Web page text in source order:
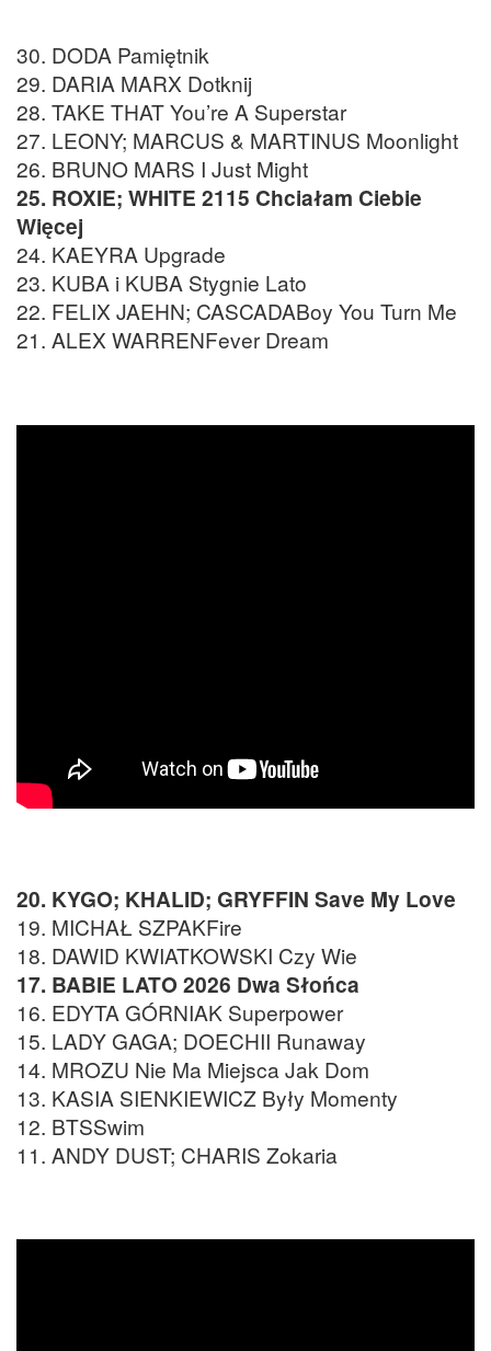
30. DODA Pamiętnik
29. DARIA MARX Dotknij
28. TAKE THAT You’re A Superstar
27. LEONY; MARCUS & MARTINUS Moonlight
26. BRUNO MARS I Just Might
25. ROXIE; WHITE 2115 Chciałam Ciebie
Więcej
24. KAEYRA Upgrade
23. KUBA i KUBA Stygnie Lato
22. FELIX JAEHN; CASCADABoy You Turn Me
21. ALEX WARRENFever Dream
20. KYGO; KHALID; GRYFFIN Save My Love
19. MICHAŁ SZPAKFire
18. DAWID KWIATKOWSKI Czy Wie
17. BABIE LATO 2026 Dwa Słońca
16. EDYTA GÓRNIAK Superpower
15. LADY GAGA; DOECHII Runaway
14. MROZU Nie Ma Miejsca Jak Dom
13. KASIA SIENKIEWICZ Były Momenty
12. BTSSwim
11. ANDY DUST; CHARIS Zokaria